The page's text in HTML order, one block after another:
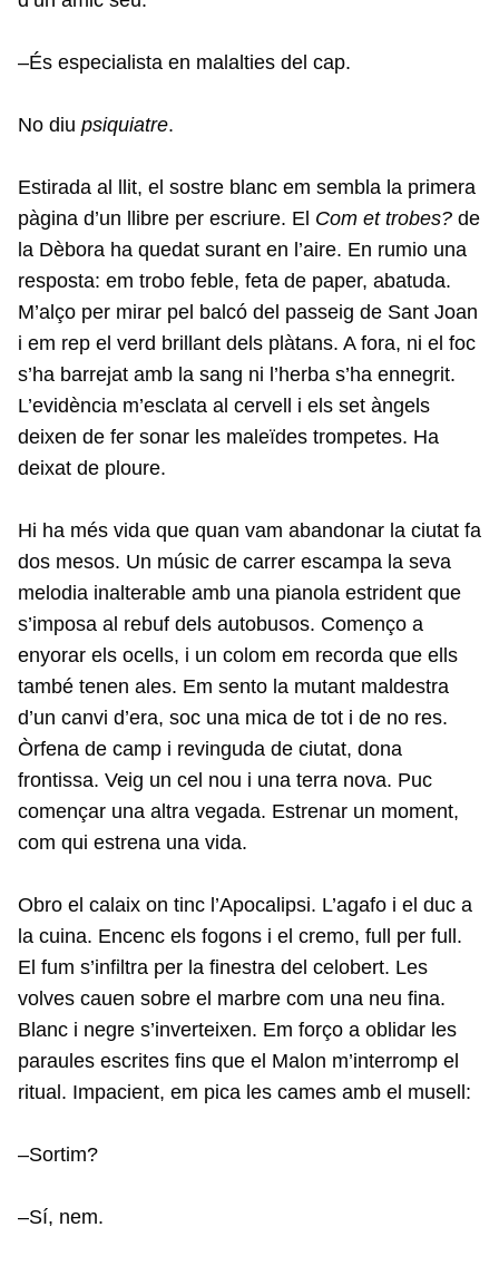
–És especialista en malalties del cap.
No diu psiquiatre.
Estirada al llit, el sostre blanc em sembla la primera
pàgina d’un llibre per escriure. El Com et trobes? de
la Dèbora ha quedat surant en l’aire. En rumio una
resposta: em trobo feble, feta de paper, abatuda.
M’alço per mirar pel balcó del passeig de Sant Joan
i em rep el verd brillant dels plàtans. A fora, ni el foc
s’ha barrejat amb la sang ni l’herba s’ha ennegrit.
L’evidència m’esclata al cervell i els set àngels
deixen de fer sonar les maleïdes trompetes. Ha
deixat de ploure.
Hi ha més vida que quan vam abandonar la ciutat fa
dos mesos. Un músic de carrer escampa la seva
melodia inalterable amb una pianola estrident que
s’imposa al rebuf dels autobusos. Començo a
enyorar els ocells, i un colom em recorda que ells
també tenen ales. Em sento la mutant maldestra
d’un canvi d’era, soc una mica de tot i de no res.
Òrfena de camp i revinguda de ciutat, dona
frontissa. Veig un cel nou i una terra nova. Puc
començar una altra vegada. Estrenar un moment,
com qui estrena una vida.
Obro el calaix on tinc l’Apocalipsi. L’agafo i el duc a
la cuina. Encenc els fogons i el cremo, full per full.
El fum s’infiltra per la finestra del celobert. Les
volves cauen sobre el marbre com una neu fina.
Blanc i negre s’inverteixen. Em forço a oblidar les
paraules escrites fins que el Malon m’interromp el
ritual. Impacient, em pica les cames amb el musell:
–Sortim?
–Sí, nem.